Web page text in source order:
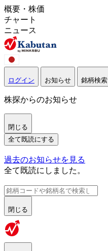
概要・株価
チャート
ニュース
ログイン お知らせ 銘柄検索
株探からのお知らせ
閉じる
全て既読にする
過去のお知らせを見る
全て既読にしました。
閉じる